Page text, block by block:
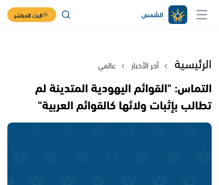
البث المباشر
الرئيسية آخر الأخبار عالمي
التماس: "القوائم اليهودية المتدينة لم
تطالب بإثبات ولائها كالقوائم العربية"